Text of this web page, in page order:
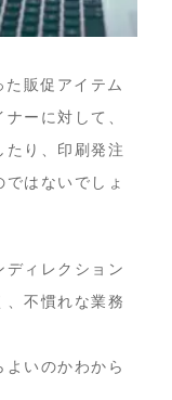
た販促アイテム
ーに対して、
たり、印刷発注
はないでしょ
ディレクション
、不慣れな業務
いのかわから